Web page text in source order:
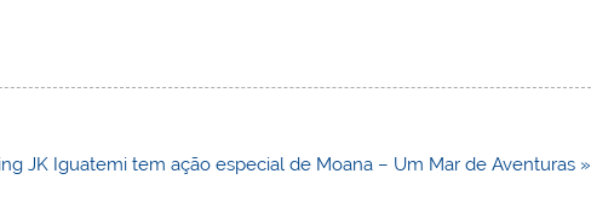
JK Iguatemi tem ação especial de Moana – Um Mar de Aventuras »